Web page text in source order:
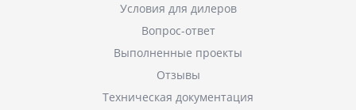
Условия для дилеров
Вопрос-ответ
Выполненные проекты
Отзывы
Техническая документация